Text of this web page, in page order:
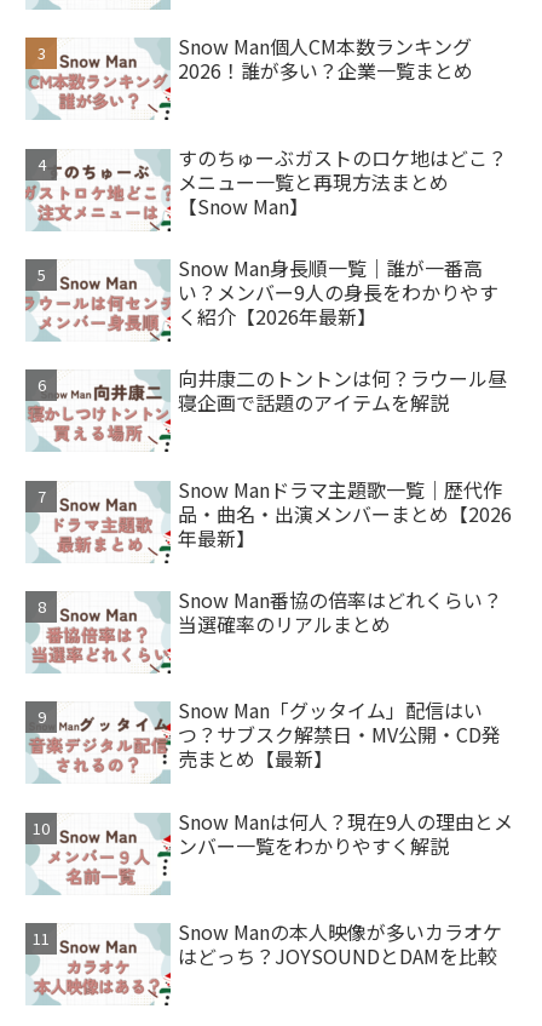
Snow Man個人CM本数ランキング
2026！誰が多い？企業一覧まとめ
すのちゅーぶガストのロケ地はどこ？
メニュー一覧と再現方法まとめ
【Snow Man】
Snow Man身長順一覧｜誰が一番高
い？メンバー9人の身長をわかりやす
く紹介【2026年最新】
向井康二のトントンは何？ラウール昼
寝企画で話題のアイテムを解説
Snow Manドラマ主題歌一覧｜歴代作
品・曲名・出演メンバーまとめ【2026
年最新】
Snow Man番協の倍率はどれくらい？
当選確率のリアルまとめ
Snow Man「グッタイム」配信はい
つ？サブスク解禁日・MV公開・CD発
売まとめ【最新】
Snow Manは何人？現在9人の理由とメ
ンバー一覧をわかりやすく解説
Snow Manの本人映像が多いカラオケ
はどっち？JOYSOUNDとDAMを比較